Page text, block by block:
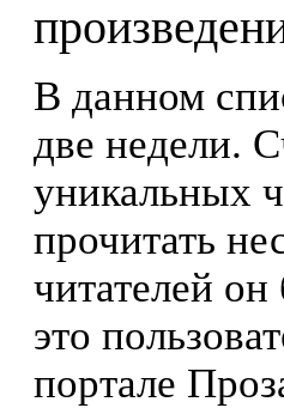
В данном
две недели.
уникальных
прочитать
читателей
это
портале